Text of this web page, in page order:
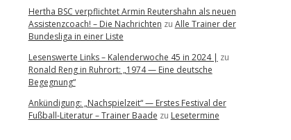
Hertha BSC verpflichtet Armin Reutershahn als neuen
Assistenzcoach! – Die Nachrichten zu Alle Trainer der
Bundesliga in einer Liste
Lesenswerte Links – Kalenderwoche 45 in 2024 | zu
Ronald Reng in Ruhrort: „1974 — Eine deutsche
Begegnung“
Ankündigung: „Nachspielzeit“ — Erstes Festival der
Fußball-Literatur – Trainer Baade zu Lesetermine